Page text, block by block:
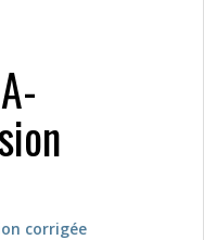
corrigée